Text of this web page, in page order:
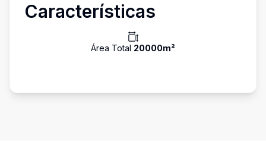
Características
Área Total 20000m²